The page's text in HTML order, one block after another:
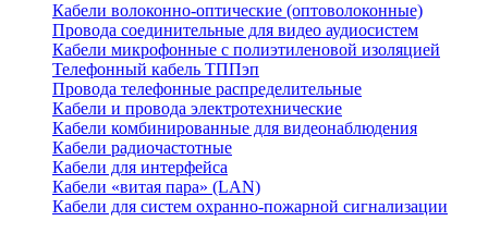
Кабели волоконно-оптические (оптоволоконные)
Провода соединительные для видео аудиосистем
Кабели микрофонные с полиэтиленовой изоляцией
Телефонный кабель ТППэп
Провода телефонные распределительные
Кабели и провода электротехнические
Кабели комбинированные для видеонаблюдения
Кабели радиочастотные
Кабели для интерфейса
Кабели «витая пара» (LAN)
Кабели для систем охранно-пожарной сигнализации